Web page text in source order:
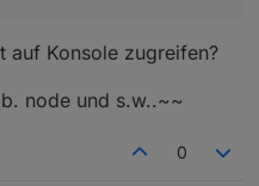
auf Konsole zugreifen?
node und s.w..~~
0